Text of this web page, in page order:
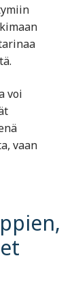
voi
vaan